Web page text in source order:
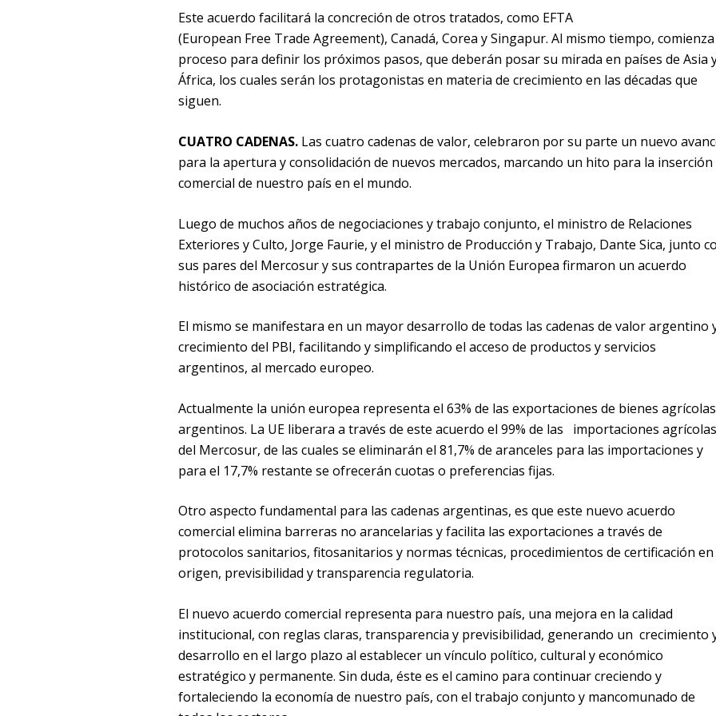
Este acuerdo facilitará la concreción de otros tratados, como EFTA
(European Free Trade Agreement), Canadá, Corea y Singapur. Al mismo tiempo,
proceso para definir los próximos pasos, que deberán posar su mirada en países de Asia
África, los cuales serán los protagonistas en materia de crecimiento en las décadas que
siguen.
CUATRO CADENAS. Las cuatro cadenas de valor, celebraron por su parte un nuevo
para la apertura y consolidación de nuevos mercados, marcando un hito para la inserción
comercial de nuestro país en el mundo.
Luego de muchos años de negociaciones y trabajo conjunto, el ministro de Relaciones
Exteriores y Culto, Jorge Faurie, y el ministro de Producción y Trabajo, Dante Sica, junto
sus pares del Mercosur y sus contrapartes de la Unión Europea firmaron un acuerdo
histórico de asociación estratégica.
El mismo se manifestara en un mayor desarrollo de todas las cadenas de valor argentino
crecimiento del PBI, facilitando y simplificando el acceso de productos y servicios
argentinos, al mercado europeo.
Actualmente la unión europea representa el 63% de las exportaciones de bienes agrícolas
argentinos. La UE liberara a través de este acuerdo el 99% de las importaciones agrícolas
del Mercosur, de las cuales se eliminarán el 81,7% de aranceles para las importaciones y
para el 17,7% restante se ofrecerán cuotas o preferencias fijas.
Otro aspecto fundamental para las cadenas argentinas, es que este nuevo acuerdo
comercial elimina barreras no arancelarias y facilita las exportaciones a través de
protocolos sanitarios, fitosanitarios y normas técnicas, procedimientos de certificación en
origen, previsibilidad y transparencia regulatoria.
El nuevo acuerdo comercial representa para nuestro país, una mejora en la calidad
institucional, con reglas claras, transparencia y previsibilidad, generando un crecimiento
desarrollo en el largo plazo al establecer un vínculo político, cultural y económico
estratégico y permanente. Sin duda, éste es el camino para continuar creciendo y
fortaleciendo la economía de nuestro país, con el trabajo conjunto y mancomunado de